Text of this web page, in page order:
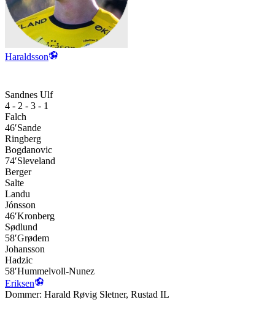
Haraldsson
Sandnes Ulf
4 - 2 - 3 - 1
Falch
46′Sande
Ringberg
Bogdanovic
74′Sleveland
Berger
Salte
Landu
Jónsson
46′Kronberg
Sødlund
58′Grødem
Johansson
Hadzic
58′Hummelvoll-Nunez
Eriksen
Dommer: Harald Røvig Sletner, Rustad IL